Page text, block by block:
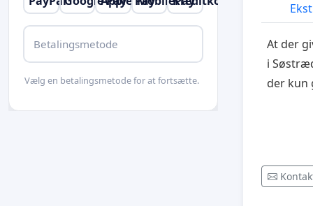
At der
i
der kun
Betalingsmetode
Vælg en betalingsmetode for at fortsætte.